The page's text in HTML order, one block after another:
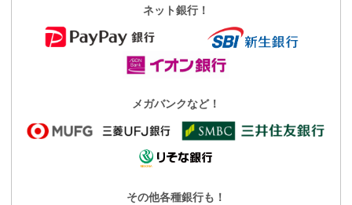
ネット銀行！
メガバンクなど！
その他各種銀行も！